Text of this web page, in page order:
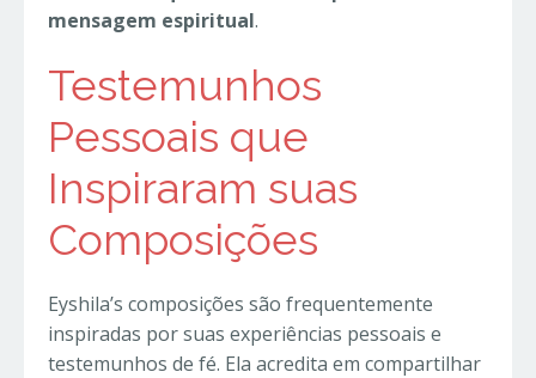
mensagem espiritual.
Testemunhos
Pessoais que
Inspiraram suas
Composições
Eyshila’s composições são frequentemente
inspiradas por suas experiências pessoais e
testemunhos de fé. Ela acredita em compartilhar